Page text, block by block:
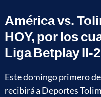
América vs.
HOY, por los
Liga Betplay II-
Este domingo primero
recibirá a Deportes